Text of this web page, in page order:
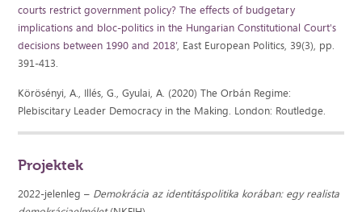
courts restrict government policy? The effects of budgetary
implications and bloc-politics in the Hungarian Constitutional Court's
decisions between 1990 and 2018’, East European Politics, 39(3), pp.
391-413.
Körösényi, A., Illés, G., Gyulai, A. (2020) The Orbán Regime:
Plebiscitary Leader Democracy in the Making. London: Routledge.
Projektek
2022-jelenleg – Demokrácia az identitáspolitika korában: egy realista